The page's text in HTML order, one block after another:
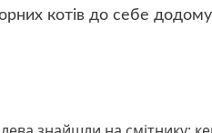
котів до себе